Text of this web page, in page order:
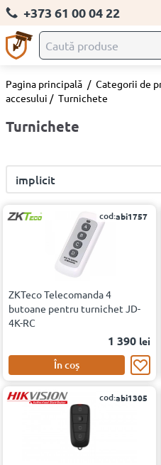
+373 61 00 04 22
Pagina principală / Categorii de
accesului / Turnichete
Turnichete
implicit
cod:abi1757
ZKTeco Telecomanda 4
butoane pentru turnichet JD-
4K-RC
1 390 lei
În coș
cod:abi1305